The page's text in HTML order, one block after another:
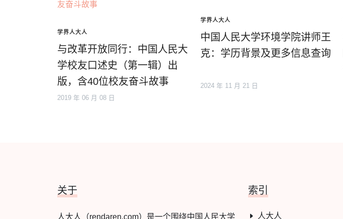
学界人大人
与改革开放同行：中国人民大
学校友口述史（第一辑）出
版，含40位校友奋斗故事
2019 年 06 月 08 日
学界人大人
中国人民大学环境学院讲师王
克：学历背景及更多信息查询
2024 年 11 月 21 日
关于
人大人（rendaren.com）是一个围绕中国人民大学
索引
人大人